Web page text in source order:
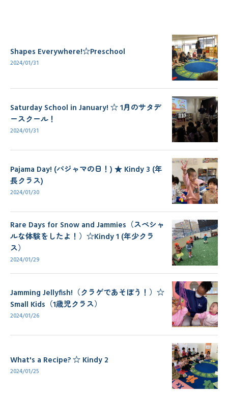
Shapes Everywhere!☆Preschool
2024/01/31
Saturday School in January! ☆ 1月のサタデ
ースクール！
2024/01/31
Pajama Day! (パジャマの日！) ★ Kindy 3 (年
長クラス)
2024/01/30
Rare Days for Snow and Jammies（スペシャ
ルな体験をしたよ！）☆Kindy 1 (年少クラ
ス）
2024/01/29
Jamming Jellyfish!（クラゲであそぼう！）☆
Small Kids（1歳児クラス）
2024/01/26
What's a Recipe? ☆ Kindy 2
2024/01/25